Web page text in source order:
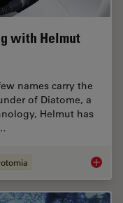
with Helmut
names carry the
of Diatome, a
Helmut has